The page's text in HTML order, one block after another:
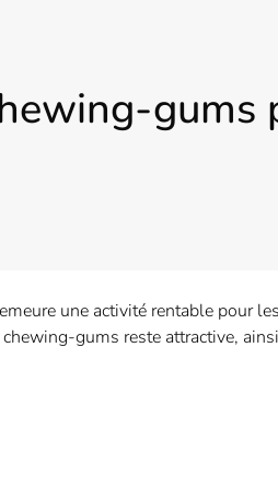
une activité rentable pour les
gums reste attractive,